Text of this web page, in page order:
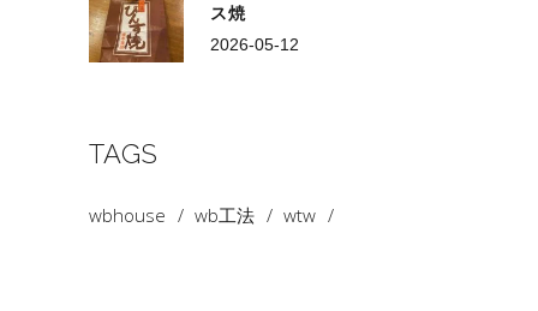
ス焼
2026-05-12
TAGS
wbhouse wb工法 wtw